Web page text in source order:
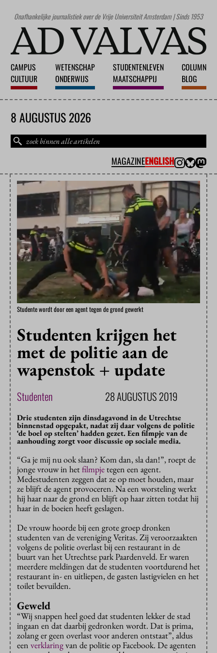
Onafhankelijke journalistiek over de Vrije Universiteit Amsterdam | Sinds 1953
CAMPUS
CULTUUR
WETENSCHAP
ONDERWIJS
STUDENTENLEVEN
MAATSCHAPPIJ
COLUMN
BLOG
8 AUGUSTUS 2026
MAGAZINEENGLISH
Studente wordt door een agent tegen de grond gewerkt
Studenten krijgen het
met de politie aan de
wapenstok + update
Studenten 28 AUGUSTUS 2019
Drie studenten zijn dinsdagavond in de Utrechtse
binnenstad opgepakt, nadat zij daar volgens de politie
‘de boel op stelten’ hadden gezet. Een filmpje van de
aanhouding zorgt voor discussie op sociale media.
“Ga je mij nu ook slaan? Kom dan, sla dan!”, roept de
jonge vrouw in hetfilmpjetegen een agent.
Medestudenten zeggen dat ze op moet houden, maar
ze blijft de agent provoceren. Na een worsteling werkt
hij haar naar de grond en blijft op haar zitten totdat hij
haar in de boeien heeft geslagen.
De vrouw hoorde bij een grote groep dronken
studenten van de vereniging Veritas. Zij veroorzaakten
volgens de politie overlast bij een restaurant in de
buurt van het Utrechtse park Paardenveld. Er waren
meerdere meldingen dat de studenten voortdurend het
restaurant in- en uitliepen, de gasten lastigvielen en het
toilet bevuilden.
Geweld
“Wij snappen heel goed dat studenten lekker de stad
ingaan en dat daarbij gedronken wordt. Dat is prima,
zolang er geen overlast voor anderen ontstaat”, aldus
een verklaringvan de politie op Facebook. De agenten